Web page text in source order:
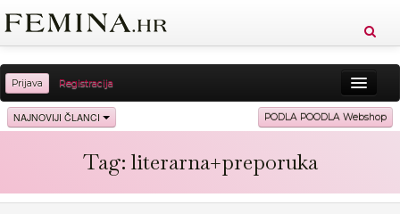
Prijava Registracija
Sreća Zdravlje Vitkost
Ljubav
NAJNOVIJI ČLANCI PODLA POODLA Webshop
Tag: literarna+preporuka